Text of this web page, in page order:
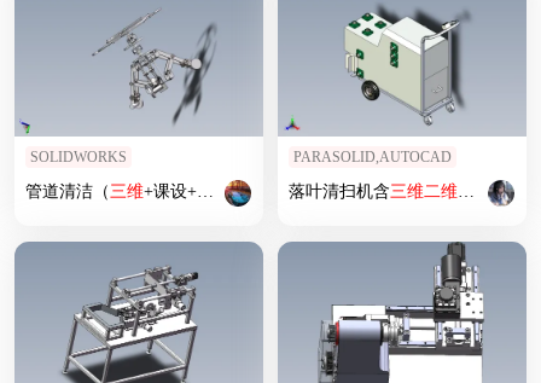
SOLIDWORKS
管道清洁（三维+课设+程序+原理图+ 二维）
PARASOLID,AUTOCAD
落叶清扫机含三维二维说明书